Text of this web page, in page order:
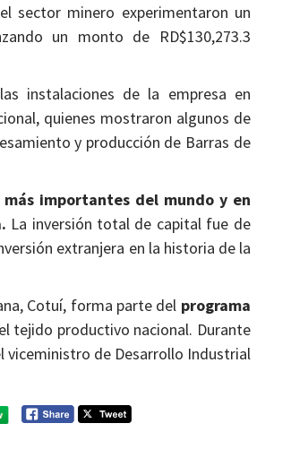
sector minero experimentaron un
un monto de RD$130,273.3
instalaciones de la empresa en
quienes mostraron algunos de
y producción de Barras de
importantes del mundo y en
La inversión total de capital fue de
extranjera en la historia de la
Cotuí, forma parte del programa
tejido productivo nacional. Durante
viceministro de Desarrollo Industrial